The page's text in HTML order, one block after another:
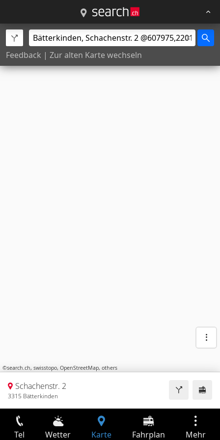
Feedback | Zur alten Karte wechseln
©search.ch, swisstopo, OpenStreetMap, others
Schachenstr. 2
3315 Bätterkinden
Tel Wetter Karte Fahrplan Mehr